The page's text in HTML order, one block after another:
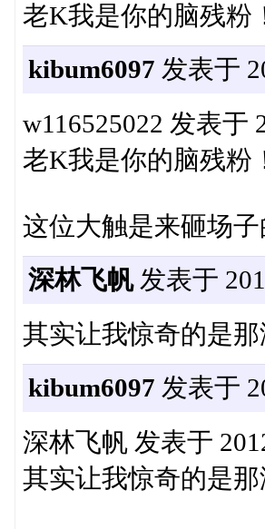
老K我是你的脑残粉
kibum6097 发表于
w116525022 发表于
老K我是你的脑残粉
这位大触是来砸场
深林飞帆发表于
其实让我惊奇的是
kibum6097 发表于
深林飞帆 发表于
其实让我惊奇的是